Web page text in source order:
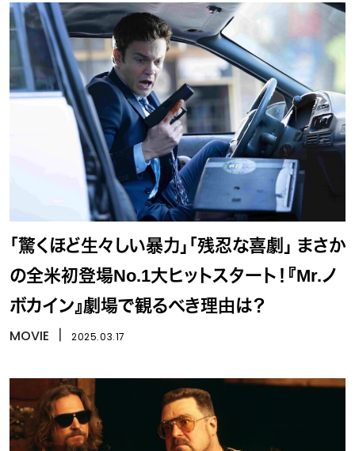
「驚くほど生々しい暴力」「残忍な喜劇」 まさか
の全米初登場No.1大ヒットスタート！『Mr.ノ
ボカイン』劇場で観るべき理由は？
MOVIE 2025.03.17